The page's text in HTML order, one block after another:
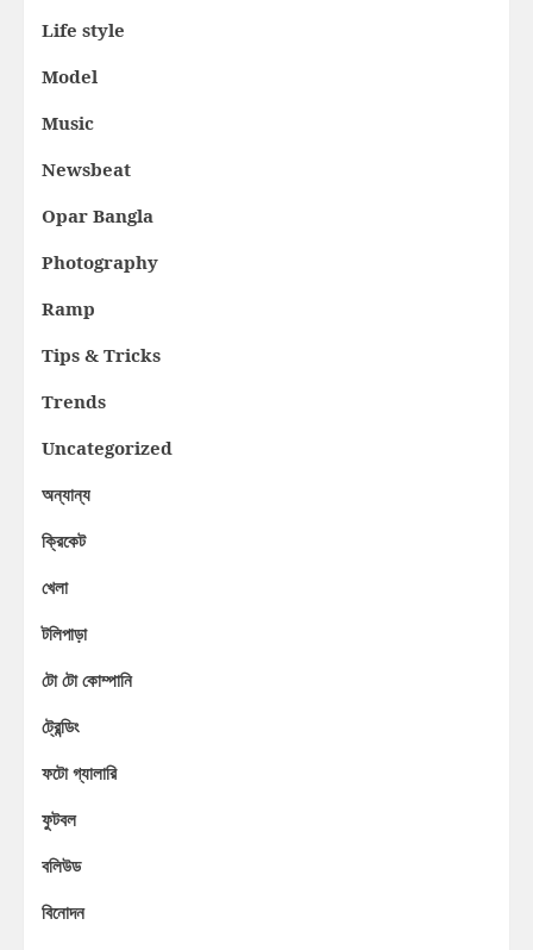
Life style
Model
Music
Newsbeat
Opar Bangla
Photography
Ramp
Tips & Tricks
Trends
Uncategorized
অন্যান্য
ক্রিকেট
খেলা
টলিপাড়া
টো টো কোম্পানি
ট্রেন্ডিং
ফটো গ্যালারি
ফুটবল
বলিউড
বিনোদন